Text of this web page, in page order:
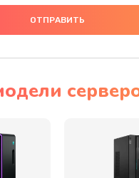
цепей питания